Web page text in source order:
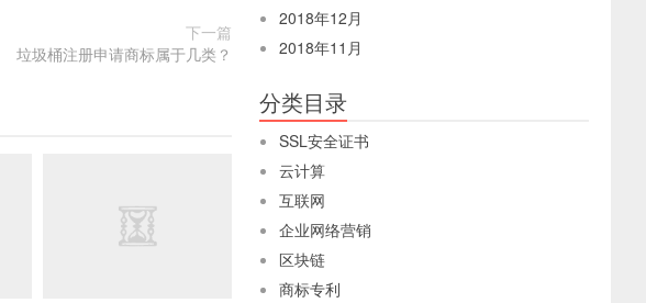
下一篇
垃圾桶注册申请商标属于几类？
2018年12月
2018年11月
分类目录
SSL安全证书
云计算
互联网
企业网络营销
区块链
商标专利